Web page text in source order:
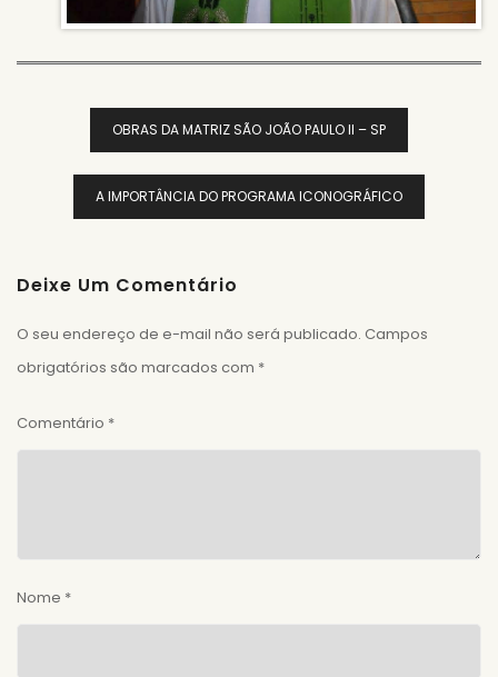
NavegaçãoOBRAS DA MATRIZ SÃO JOÃO PAULO II – SP
A IMPORTÂNCIA DO PROGRAMA ICONOGRÁFICO
Deixe Um Comentário
O seu endereço de e-mail não será publicado. Campos
obrigatórios são marcados com *
Comentário *
Nome *